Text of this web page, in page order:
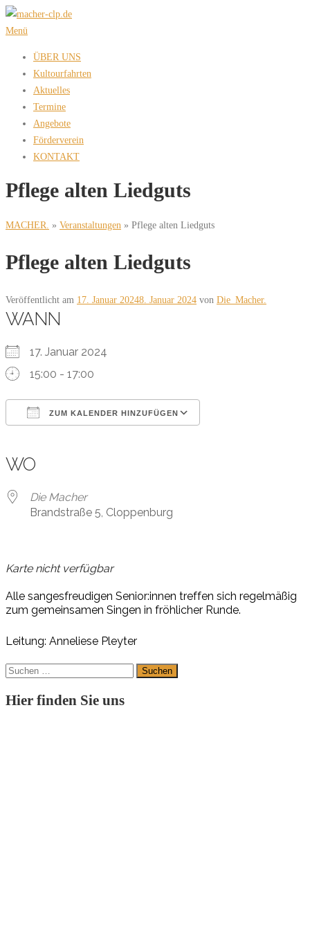
Zum
Inhalt
Menü
ÜBER UNS
Kultourfahrten
Aktuelles
Termine
Angebote
Förderverein
KONTAKT
Pflege alten Liedguts
MACHER. » Veranstaltungen » Pflege alten Liedguts
Pflege alten Liedguts
Veröffentlicht am 17. Januar 20248. Januar 2024 von Die_Macher.
WANN
17. Januar 2024
15:00 - 17:00
ZUM KALENDER HINZUFÜGEN
WO
Die Macher
Brandstraße 5, Cloppenburg
Karte nicht verfügbar
Alle sangesfreudigen Senior:innen treffen sich regelmäßig
zum gemeinsamen Singen in fröhlicher Runde.
Leitung: Anneliese Pleyter
Suchen
Hier finden Sie uns